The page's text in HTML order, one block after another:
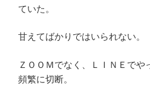
ていた。
甘えてばかりではいられない。
ＺＯＯＭでなく、ＬＩＮＥでや
頻繁に切断。